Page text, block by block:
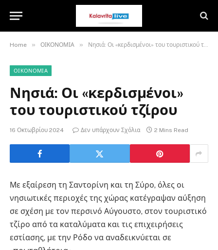
Home » ΟΙΚΟΝΟΜΙΑ » Νησιά: Οι «κερδισμένοι» του τουριστικού τζίρου
ΟΙΚΟΝΟΜΙΑ
Νησιά: Οι «κερδισμένοι»
του τουριστικού τζίρου
16 Οκτωβρίου 2024 Δεν υπάρχουν Σχόλια 2 Mins Read
Με εξαίρεση τη Σαντορίνη και τη Σύρο, όλες οι
νησιωτικές περιοχές της χώρας κατέγραψαν αύξηση
σε σχέση με τον περσινό Αύγουστο, στον τουριστικό
τζίρο από τα καταλύματα και τις επιχειρήσεις
εστίασης, με την Ρόδο να αναδεικνύεται σε